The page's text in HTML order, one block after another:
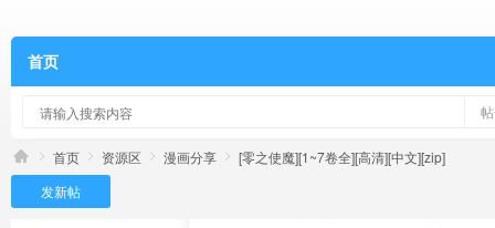
首页
首页 资源区 漫画分享
[零之使魔][1~7卷全][高清][中文][zip]
发新帖